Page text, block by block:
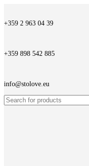
+359 2 963 04 39
+359 898 542 885
info@stolove.eu